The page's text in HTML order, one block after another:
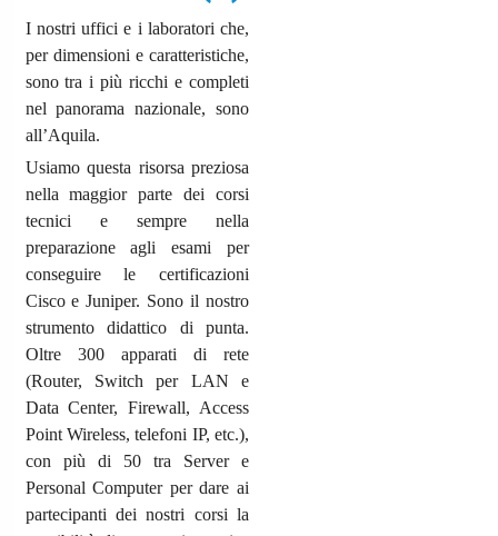
I nostri uffici e i laboratori che,
per dimensioni e caratteristiche,
sono tra i più ricchi e completi
nel panorama nazionale, sono
all’Aquila.
Usiamo questa risorsa preziosa
nella maggior parte dei corsi
tecnici e sempre nella
preparazione agli esami per
conseguire le certificazioni
Cisco e Juniper. Sono il nostro
strumento didattico di punta.
Oltre 300 apparati di rete
(Router, Switch per LAN e
Data Center, Firewall, Access
Point Wireless, telefoni IP, etc.),
con più di 50 tra Server e
Personal Computer per dare ai
partecipanti dei nostri corsi la